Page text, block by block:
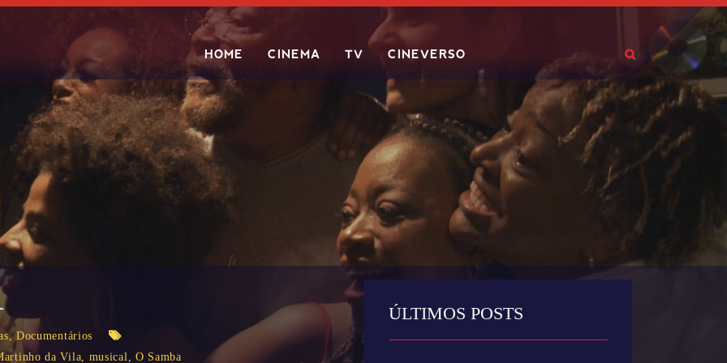
HOME CINEMA TV CINEVERSO
Search
,Documentários
da Vila, musical, O Samba
ÚLTIMOS POSTS